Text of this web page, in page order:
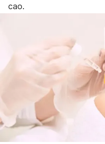
cao.